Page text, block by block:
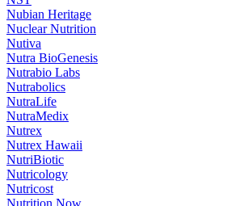
Nubian Heritage
Nuclear Nutrition
Nutiva
Nutra BioGenesis
Nutrabio Labs
Nutrabolics
NutraLife
NutraMedix
Nutrex
Nutrex Hawaii
NutriBiotic
Nutricology
Nutricost
Nutrition Now